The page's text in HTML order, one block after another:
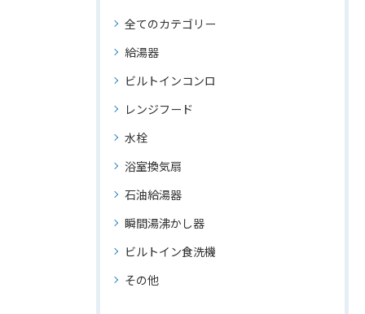
全てのカテゴリー
給湯器
ビルトインコンロ
レンジフード
水栓
浴室換気扇
石油給湯器
瞬間湯沸かし器
ビルトイン食洗機
その他